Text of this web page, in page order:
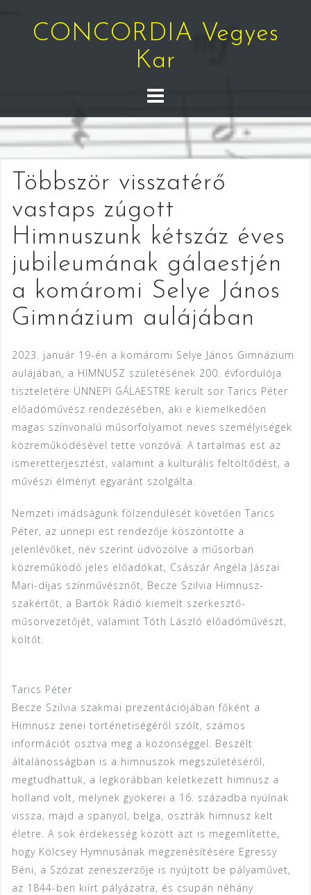
contentCONCORDIA Vegyes
Kar
Többször visszatérő
vastaps zúgott
Himnuszunk kétszáz éves
jubileumának gálaestjén
a komáromi Selye János
Gimnázium aulájában
2023. január 19-én a komáromi Selye János Gimnázium
aulájában, a HIMNUSZ születésének 200. évfordulója
tiszteletére ÜNNEPI GÁLAESTRE került sor Tarics Péter
előadóművész rendezésében, aki e kiemelkedően
magas színvonalú műsorfolyamot neves személyiségek
közreműködésével tette vonzóvá. A tartalmas est az
ismeretterjesztést, valamint a kulturális feltöltődést, a
művészi élményt egyaránt szolgálta.
Nemzeti imádságunk fölzendülését követően Tarics
Péter, az ünnepi est rendezője köszöntötte a
jelenlévőket, név szerint üdvözölve a műsorban
közreműködő jeles előadókat, Császár Angéla Jászai
Mari-díjas színművésznőt, Becze Szilvia Himnusz-
szakértőt, a Bartók Rádió kiemelt szerkesztő-
műsorvezetőjét, valamint Tóth László előadóművészt,
költőt.
Tarics Péter
Becze Szilvia szakmai prezentációjában főként a
Himnusz zenei történetiségéről szólt, számos
információt osztva meg a közönséggel. Beszélt
általánosságban is a himnuszok megszületéséről,
megtudhattuk, a legkorábban keletkezett himnusz a
holland volt, melynek gyökerei a 16. századba nyúlnak
vissza, majd a spanyol, belga, osztrák himnusz kelt
életre. A sok érdekesség között azt is megemlítette,
hogy Kölcsey Hymnusának megzenésítésére Egressy
Béni, a Szózat zeneszerzője is nyújtott be pályaművet,
az 1844-ben kiírt pályázatra, és csupán néhány